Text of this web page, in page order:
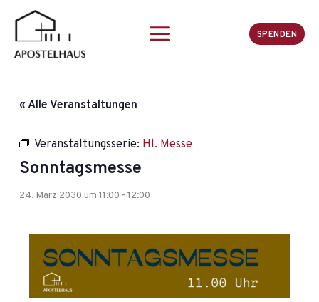
springen
SPENDEN
« Alle Veranstaltungen
Veranstaltungsserie: Hl. Messe
Sonntagsmesse
24. März 2030 um 11:00 -12:00